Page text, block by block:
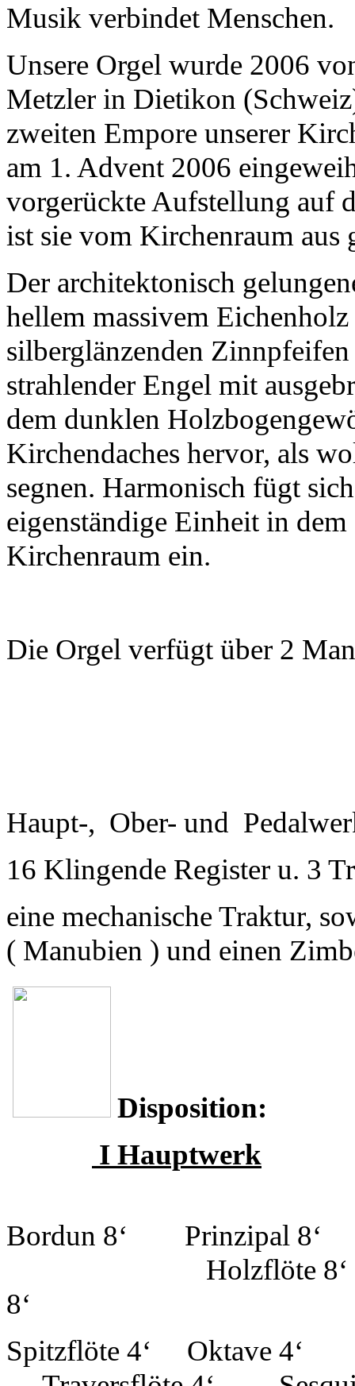
Musik verbindet Menschen.
Unsere Orgel wurde 2006
Metzler in Dietikon
zweiten Empore unserer
am 1. Advent 2006
vorgerückte Aufstellung auf
ist sie vom Kirchenraum aus
Der architektonisch
hellem massivem
silberglänzenden
strahlender Engel mit
dem dunklen
Kirchendaches hervor, als
segnen. Harmonisch fügt
eigenständige Einheit in
Kirchenraum ein.
Die Orgel verfügt über 2
Haupt-, Ober- und
16 Klingende Register u. 3
eine mechanische Traktur,
( Manubien ) und einen
Disposition:
I Hauptwerk
Bordun 8‘ Prinzipal
Holzflöte 8‘
Spitzflöte 4‘